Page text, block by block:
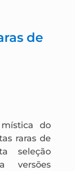
de
do
raras de
seleção
versões